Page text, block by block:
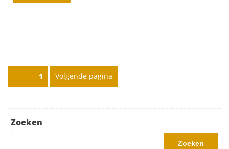
Posts pagination
Pagina1 Volgende pagina
Zoeken
Zoeken